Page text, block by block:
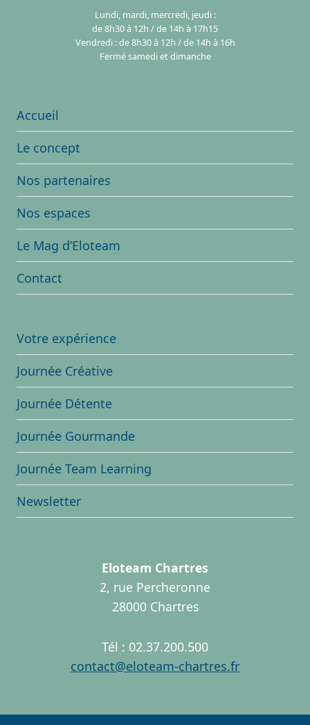
Lundi, mardi, mercredi, jeudi :
de 8h30 à 12h / de 14h à 17h15
Vendredi : de 8h30 à 12h / de 14h à 16h
Fermé samedi et dimanche
Accueil
Le concept
Nos partenaires
Nos espaces
Le Mag d’Eloteam
Contact
Votre expérience
Journée Créative
Journée Détente
Journée Gourmande
Journée Team Learning
Newsletter
Eloteam Chartres
2, rue Percheronne
28000 Chartres
Tél : 02.37.200.500
contact@eloteam-chartres.fr